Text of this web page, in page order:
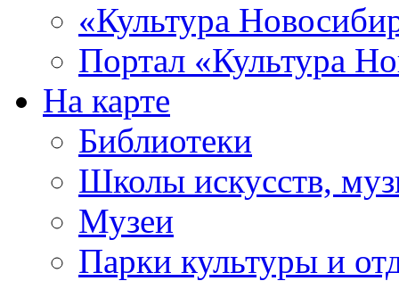
«Культура
Портал «Культура
На карте
Библиотеки
Школы искусств,
Музеи
Парки культуры и